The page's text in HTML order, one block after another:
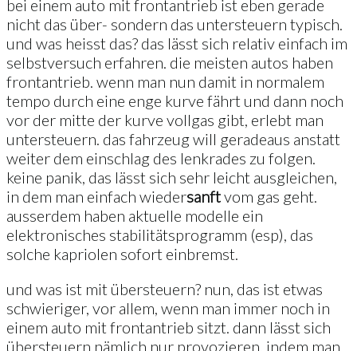
bei einem auto mit frontantrieb ist eben gerade
nicht das über- sondern das untersteuern typisch.
und was heisst das? das lässt sich relativ einfach im
selbstversuch erfahren. die meisten autos haben
frontantrieb. wenn man nun damit in normalem
tempo durch eine enge kurve fährt und dann noch
vor der mitte der kurve vollgas gibt, erlebt man
untersteuern. das fahrzeug will geradeaus anstatt
weiter dem einschlag des lenkrades zu folgen.
keine panik, das lässt sich sehr leicht ausgleichen,
in dem man einfach wiedersanftvom gas geht.
ausserdem haben aktuelle modelle ein
elektronisches stabilitätsprogramm (esp), das
solche kapriolen sofort einbremst.
und was ist mit übersteuern? nun, das ist etwas
schwieriger, vor allem, wenn man immer noch in
einem auto mit frontantrieb sitzt. dann lässt sich
übersteuern nämlich nur provozieren, indem man